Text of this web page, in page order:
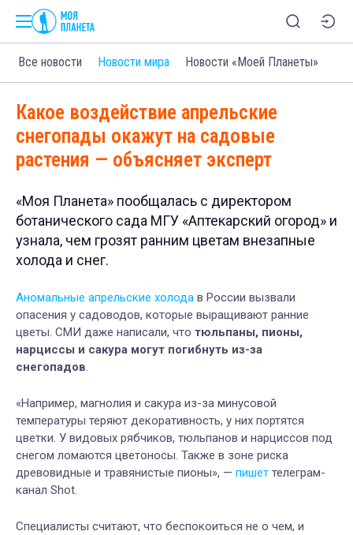
Все новости Новости мира Новости «Моей Планеты»
Какое воздействие апрельские
снегопады окажут на садовые
растения — объясняет эксперт
«Моя Планета» пообщалась с директором
ботанического сада МГУ «Аптекарский огород» и
узнала, чем грозят ранним цветам внезапные
холода и снег.
Аномальные апрельские холода в России вызвали
опасения у садоводов, которые выращивают ранние
цветы. СМИ даже написали, что тюльпаны, пионы,
нарциссы и сакура могут погибнуть из-за
снегопадов.
«Например, магнолия и сакура из-за минусовой
температуры теряют декоративность, у них портятся
цветки. У видовых рябчиков, тюльпанов и нарциссов под
снегом ломаются цветоносы. Также в зоне риска
древовидные и травянистые пионы», — пишет телеграм-
канал Shot.
Специалисты считают, что беспокоиться не о чем, и